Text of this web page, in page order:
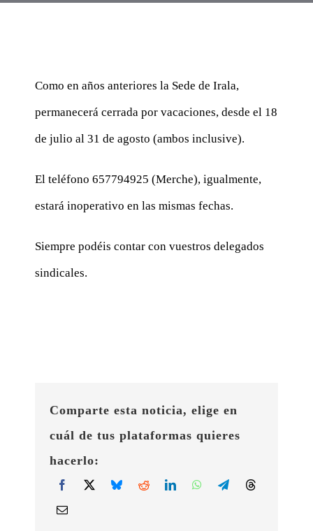
CONTACTAR
Como en años anteriores la Sede de Irala,
permanecerá cerrada por vacaciones, desde el 18
de julio al 31 de agosto (ambos inclusive).
El teléfono 657794925 (Merche), igualmente,
estará inoperativo en las mismas fechas.
Siempre podéis contar con vuestros delegados
sindicales.
Comparte esta noticia, elige en
cuál de tus plataformas quieres
hacerlo: